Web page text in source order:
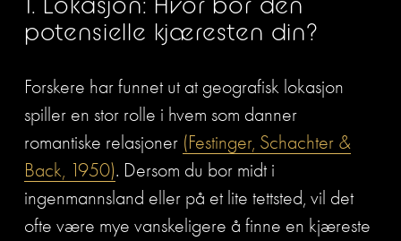
potensielle kjæresten din?
Forskere har funnet ut at geografisk lokasjon
spiller en stor rolle i hvem som danner
romantiske relasjoner (Festinger, Schachter &
Back, 1950). Dersom du bor midt i
ingenmannsland eller på et lite tettsted, vil det
ofte være mye vanskeligere å finne en kjæreste